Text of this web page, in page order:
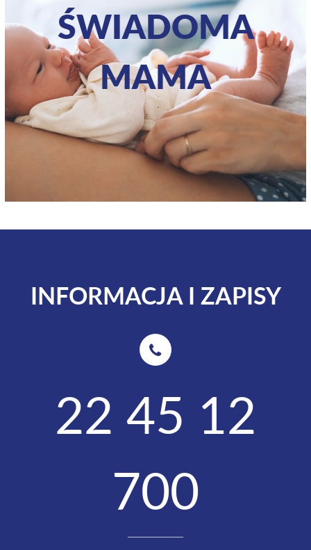
ŚWIADOMA
MAMA
INFORMACJA I ZAPISY
22 45 12
700